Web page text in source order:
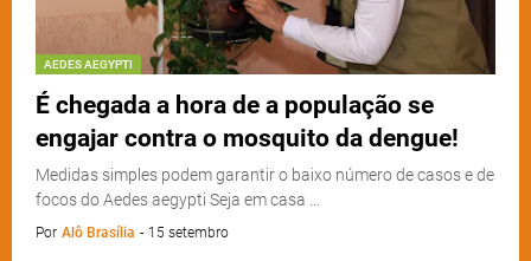
AEDES AEGYPTI
É chegada a hora de a população se
engajar contra o mosquito da dengue!
Medidas simples podem garantir o baixo número de casos e de
focos do Aedes aegypti Seja em casa …
Por Alô Brasília - 15 setembro